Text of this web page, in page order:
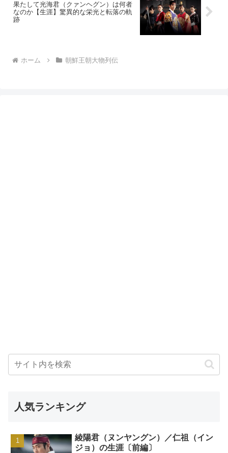
果たして光海君（クァンヘグン）は何者
なのか【生涯】驚異的な栄光と転落の軌
跡
ホーム 朝鮮王朝大物列伝
人気ランキング
綾陽君（ヌンヤングン）／仁祖（イン
ジョ）の生涯〔前編〕